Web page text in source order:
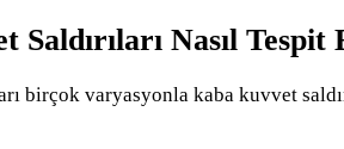
Saldırıları Nasıl
birçok varyasyonla kaba kuvvet